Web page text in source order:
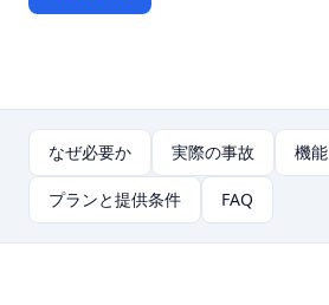
なぜ必要か 実際の事故 機能
プランと提供条件 FAQ